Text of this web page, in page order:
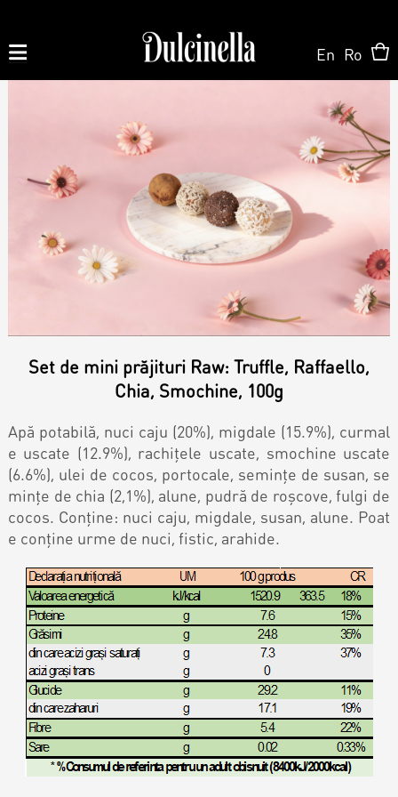
062 10 02 11
На Заказ
На Заказ
Торт на заказ
Персонализированный Десерт
Кэнди Бар
Калачи
Магазин ONLINE
Кондитерская
Торты
Пирожные
Десерт
Макарон
Круассаны и маффины
Печенье
Плацинда
Контакты
En Ro
Set de mini prăjituri Raw: Truffle, Raffaello,
Chia, Smochine, 100g
Apă potabilă, nuci caju (20%), migdale (15.9%), curmal
e uscate (12.9%), rachițele uscate, smochine uscate
(6.6%), ulei de cocos, portocale, semințe de susan, se
mințe de chia (2,1%), alune, pudră de roșcove, fulgi de
cocos. Conține: nuci caju, migdale, susan, alune. Poat
e conține urme de nuci, fistic, arahide.